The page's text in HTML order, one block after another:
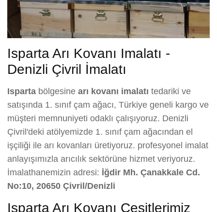
Isparta Arı Kovanı Imalatı -
Denizli Çivril İmalatı
Isparta bölgesine arı kovanı imalatı tedariki ve
satışında 1. sınıf çam ağacı, Türkiye geneli kargo ve
müşteri memnuniyeti odaklı çalışıyoruz. Denizli
Çivril'deki atölyemizde 1. sınıf çam ağacından el
işçiliği ile arı kovanları üretiyoruz. profesyonel imalat
anlayışımızla arıcılık sektörüne hizmet veriyoruz.
İmalathanemizin adresi: İğdir Mh. Çanakkale Cd.
No:10, 20650 Çivril/Denizli
Isparta Arı Kovanı Çeşitlerimiz